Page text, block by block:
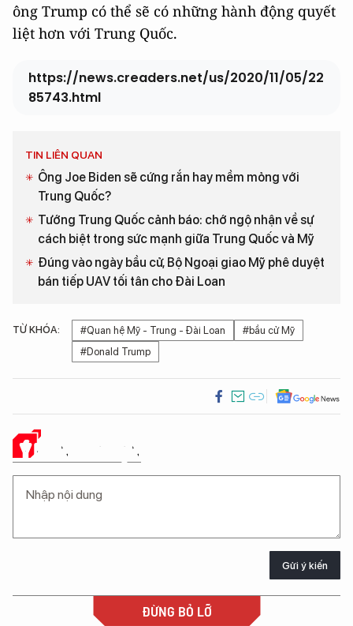
ông Trump có thể sẽ có những hành động quyết
liệt hơn với Trung Quốc.
https://news.creaders.net/us/2020/11/05/22
85743.html
TIN LIÊN QUAN
Ông Joe Biden sẽ cứng rắn hay mềm mỏng với
Trung Quốc?
Tướng Trung Quốc cảnh báo: chớ ngộ nhận về sự
cách biệt trong sức mạnh giữa Trung Quốc và Mỹ
Đúng vào ngày bầu cử, Bộ Ngoại giao Mỹ phê duyệt
bán tiếp UAV tối tân cho Đài Loan
TỪ KHÓA: #Quan hệ Mỹ - Trung - Đài Loan
#bầu cử Mỹ
#Donald Trump
Ý KIẾN CỦA BẠN
Gửi ý kiến
ĐỪNG BỎ LỠ